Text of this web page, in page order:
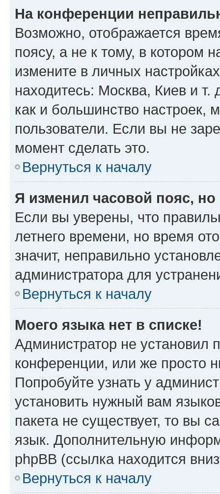
На конференции
Возможно, отображается
поясу, а не к тому, в котором
измените в личных
находитесь: Москва, Киев и т.
как и большинство настроек,
пользователи. Если вы не
момент сделать это.
Вернуться к началу
Я изменил часовой пояс,
Если вы уверены, что
летнего времени, но время
значит, неправильно
администратора для
Вернуться к началу
Моего языка нет в списке!
Администратор не установил
конференции, или же просто
Попробуйте узнать у
установить нужный вам
пакета не существует, то вы
язык. Дополнительную
phpBB (ссылка находится
Вернуться к началу